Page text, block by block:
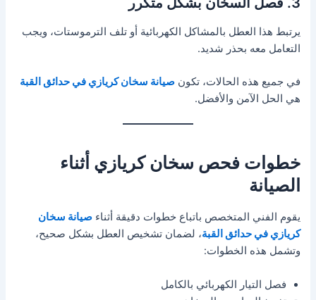
يرتبط هذا العطل بالمشاكل الكهربائية أو تلف الترموستات، ويجب
التعامل معه بحذر شديد.
في جميع هذه الحالات، تكونصيانة سخان كريازي في حدائق القبة
هي الحل الآمن والأفضل.
خطوات فحص سخان كريازي أثناء
الصيانة
يقوم الفني المتخصص باتباع خطوات دقيقة أثناءصيانة سخان
كريازي في حدائق القبة، لضمان تشخيص العطل بشكل صحيح،
وتشمل هذه الخطوات:
فصل التيار الكهربائي بالكامل